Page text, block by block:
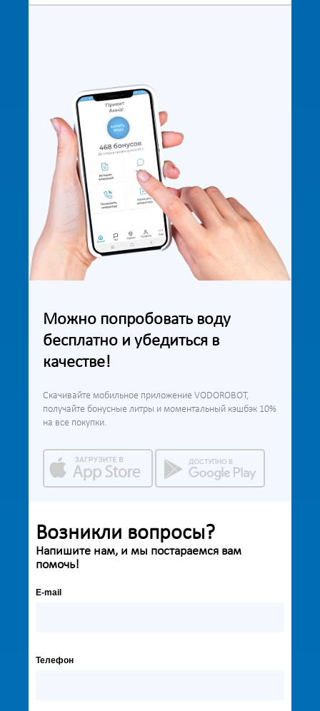
Можно попробовать воду
бесплатно и убедиться в
качестве!
Скачивайте мобильное приложение VODOROBOT,
получайте бонусные литры и моментальный кэшбэк 10%
на все покупки.
Возникли вопросы?
Напишите нам, и мы постараемся вам
помочь!
E-mail
Телефон